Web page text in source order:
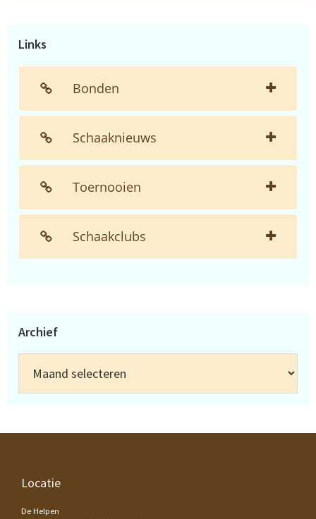
Links
Bonden
Schaaknieuws
Toernooien
Schaakclubs
Archief
Footer
Locatie
De Helpen